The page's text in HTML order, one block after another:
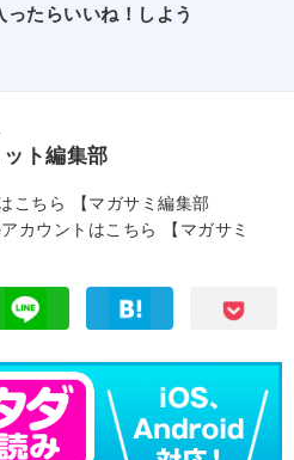
たらいいね！しよう
ト編集部
こちら
【マガサミ編集部
カウントはこちら
【マガサミ